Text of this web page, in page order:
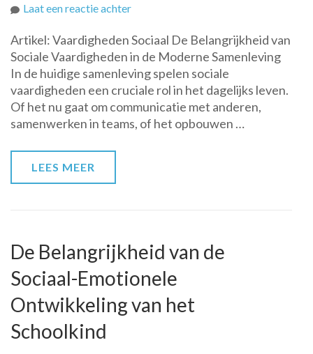
Laat een reactie achterop
van
Sociale
Vaardigheden:
Cruciaal
voor
Succes
Artikel: Vaardigheden Sociaal De Belangrijkheid van
Sociale Vaardigheden in de Moderne Samenleving
In de huidige samenleving spelen sociale
vaardigheden een cruciale rol in het dagelijks leven.
Of het nu gaat om communicatie met anderen,
samenwerken in teams, of het opbouwen …
LEES MEER
De Belangrijkheid van de
Sociaal-Emotionele
Ontwikkeling van het
Schoolkind